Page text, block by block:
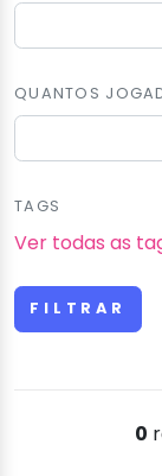
QUANTOS
TAGS
Ver todas as
0